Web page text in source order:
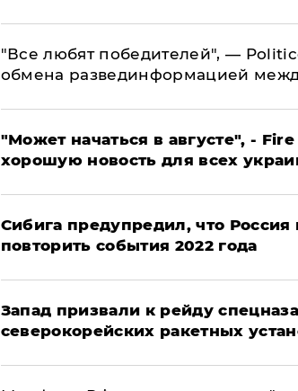
​"Все любят победителей", —
обмена развединформацией
"Может начаться в августе", -
хорошую новость для всех
Сибига предупредил, что
повторить события 2022 года
Запад призвали к рейду
северокорейских ракетных